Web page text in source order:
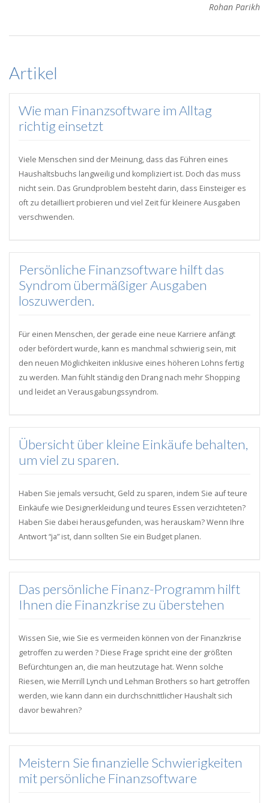
Rohan Parikh
Artikel
Wie man Finanzsoftware im Alltag
richtig einsetzt
Viele Menschen sind der Meinung, dass das Führen eines
Haushaltsbuchs langweilig und kompliziert ist. Doch das muss
nicht sein. Das Grundproblem besteht darin, dass Einsteiger es
oft zu detailliert probieren und viel Zeit für kleinere Ausgaben
verschwenden.
Persönliche Finanzsoftware hilft das
Syndrom übermäßiger Ausgaben
loszuwerden.
Für einen Menschen, der gerade eine neue Karriere anfängt
oder befördert wurde, kann es manchmal schwierig sein, mit
den neuen Möglichkeiten inklusive eines höheren Lohns fertig
zu werden. Man fühlt ständig den Drang nach mehr Shopping
und leidet an Verausgabungssyndrom.
Übersicht über kleine Einkäufe behalten,
um viel zu sparen.
Haben Sie jemals versucht, Geld zu sparen, indem Sie auf teure
Einkäufe wie Designerkleidung und teures Essen verzichteten?
Haben Sie dabei herausgefunden, was herauskam? Wenn Ihre
Antwort “ja” ist, dann sollten Sie ein Budget planen.
Das persönliche Finanz-Programm hilft
Ihnen die Finanzkrise zu überstehen
Wissen Sie, wie Sie es vermeiden können von der Finanzkrise
getroffen zu werden ? Diese Frage spricht eine der größten
Befürchtungen an, die man heutzutage hat. Wenn solche
Riesen, wie Merrill Lynch und Lehman Brothers so hart getroffen
werden, wie kann dann ein durchschnittlicher Haushalt sich
davor bewahren?
Meistern Sie finanzielle Schwierigkeiten
mit persönliche Finanzsoftware